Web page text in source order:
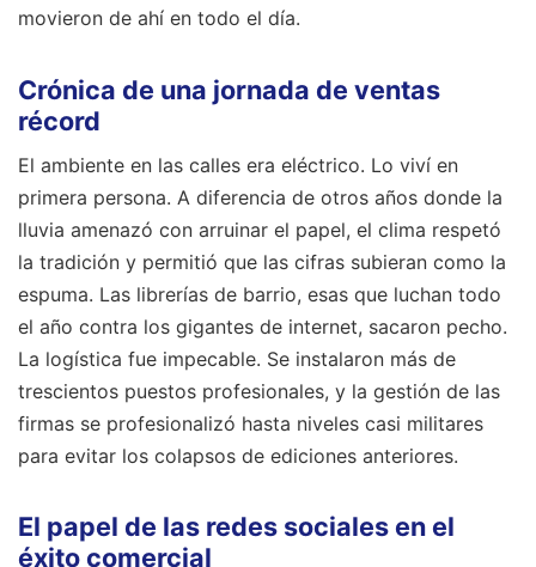
movieron de ahí en todo el día.
Crónica de una jornada de ventas
récord
El ambiente en las calles era eléctrico. Lo viví en
primera persona. A diferencia de otros años donde la
lluvia amenazó con arruinar el papel, el clima respetó
la tradición y permitió que las cifras subieran como la
espuma. Las librerías de barrio, esas que luchan todo
el año contra los gigantes de internet, sacaron pecho.
La logística fue impecable. Se instalaron más de
trescientos puestos profesionales, y la gestión de las
firmas se profesionalizó hasta niveles casi militares
para evitar los colapsos de ediciones anteriores.
El papel de las redes sociales en el
éxito comercial